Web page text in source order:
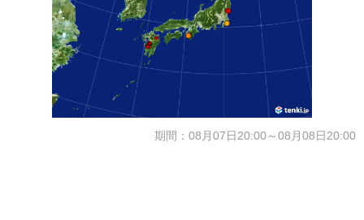
期間：08月07日20:00～08月08日20:00